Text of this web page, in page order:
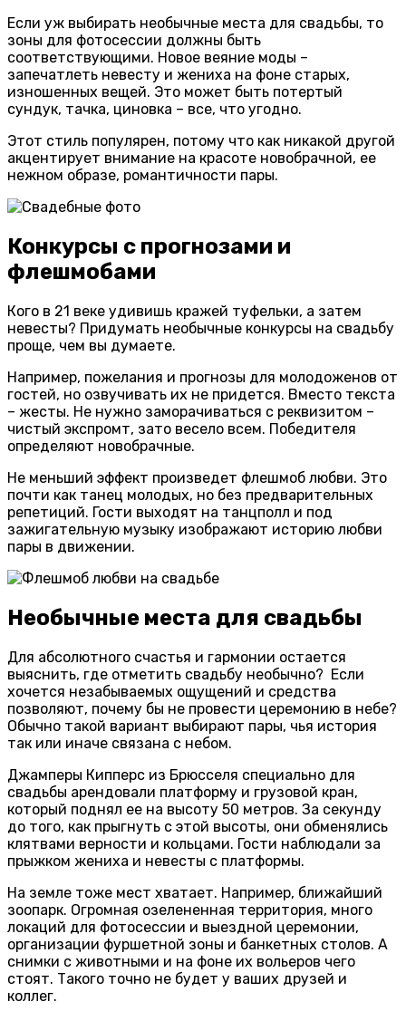
Если уж выбирать необычные места для свадьбы, то
зоны для фотосессии должны быть
соответствующими. Новое веяние моды –
запечатлеть невесту и жениха на фоне старых,
изношенных вещей. Это может быть потертый
сундук, тачка, циновка – все, что угодно.
Этот стиль популярен, потому что как никакой другой
акцентирует внимание на красоте новобрачной, ее
нежном образе, романтичности пары.
Конкурсы с прогнозами и
флешмобами
Кого в 21 веке удивишь кражей туфельки, а затем
невесты? Придумать необычные конкурсы на свадьбу
проще, чем вы думаете.
Например, пожелания и прогнозы для молодоженов от
гостей, но озвучивать их не придется. Вместо текста
– жесты. Не нужно заморачиваться с реквизитом –
чистый экспромт, зато весело всем. Победителя
определяют новобрачные.
Не меньший эффект произведет флешмоб любви. Это
почти как танец молодых, но без предварительных
репетиций. Гости выходят на танцполл и под
зажигательную музыку изображают историю любви
пары в движении.
Необычные места для свадьбы
Для абсолютного счастья и гармонии остается
выяснить, где отметить свадьбу необычно? Если
хочется незабываемых ощущений и средства
позволяют, почему бы не провести церемонию в небе?
Обычно такой вариант выбирают пары, чья история
так или иначе связана с небом.
Джамперы Кипперс из Брюсселя специально для
свадьбы арендовали платформу и грузовой кран,
который поднял ее на высоту 50 метров. За секунду
до того, как прыгнуть с этой высоты, они обменялись
клятвами верности и кольцами. Гости наблюдали за
прыжком жениха и невесты с платформы.
На земле тоже мест хватает. Например, ближайший
зоопарк. Огромная озелененная территория, много
локаций для фотосессии и выездной церемонии,
организации фуршетной зоны и банкетных столов. А
снимки с животными и на фоне их вольеров чего
стоят. Такого точно не будет у ваших друзей и
коллег.